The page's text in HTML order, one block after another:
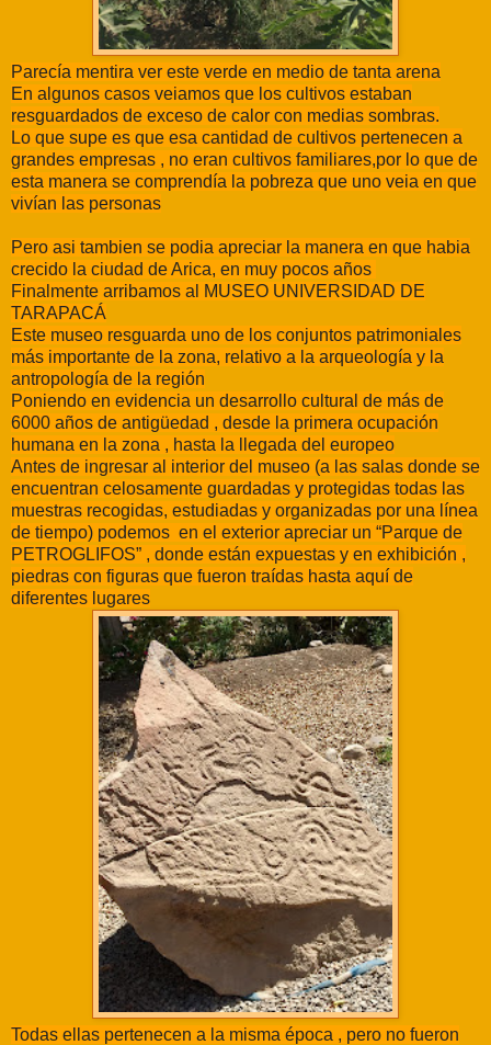
Parecía mentira ver este verde en medio de tanta arena
En algunos casos veiamos que los cultivos estaban
resguardados de exceso de calor con medias sombras.
Lo que supe es que esa cantidad de cultivos pertenecen a
grandes empresas , no eran cultivos familiares,por lo que de
esta manera se comprendía la pobreza que uno veia en que
vivían las personas
Pero asi tambien se podia apreciar la manera en que habia
crecido la ciudad de Arica, en muy pocos años
Finalmente arribamos al MUSEO UNIVERSIDAD DE
TARAPACÁ
Este museo resguarda uno de los conjuntos patrimoniales
más importante de la zona, relativo a la arqueología y la
antropología de la región
Poniendo en evidencia un desarrollo cultural de más de
6000 años de antigüedad , desde la primera ocupación
humana en la zona , hasta la llegada del europeo
Antes de ingresar al interior del museo (a las salas donde se
encuentran celosamente guardadas y protegidas todas las
muestras recogidas, estudiadas y organizadas por una línea
de tiempo) podemos en el exterior apreciar un “Parque de
PETROGLIFOS” , donde están expuestas y en exhibición ,
piedras con figuras que fueron traídas hasta aquí de
diferentes lugares
Todas ellas pertenecen a la misma época , pero no fueron